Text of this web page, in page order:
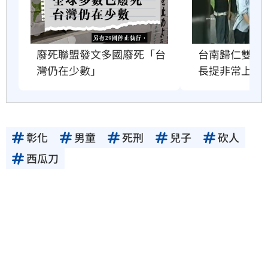
廢死聯盟發文多國廢死「台
灣仍在少數」
台南歸仁雙屍
長提非常上訴
彰化 男童 死刑 兒子
砍人
西瓜刀